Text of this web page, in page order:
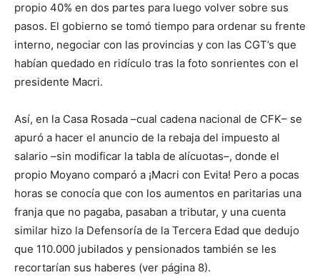
propio 40% en dos partes para luego volver sobre sus
pasos. El gobierno se tomó tiempo para ordenar su frente
interno, negociar con las provincias y con las CGT’s que
habían quedado en ridículo tras la foto sonrientes con el
presidente Macri.
Así, en la Casa Rosada –cual cadena nacional de CFK– se
apuró a hacer el anuncio de la rebaja del impuesto al
salario –sin modificar la tabla de alícuotas–, donde el
propio Moyano comparó a ¡Macri con Evita! Pero a pocas
horas se conocía que con los aumentos en paritarias una
franja que no pagaba, pasaban a tributar, y una cuenta
similar hizo la Defensoría de la Tercera Edad que dedujo
que 110.000 jubilados y pensionados también se les
recortarían sus haberes (ver página 8).